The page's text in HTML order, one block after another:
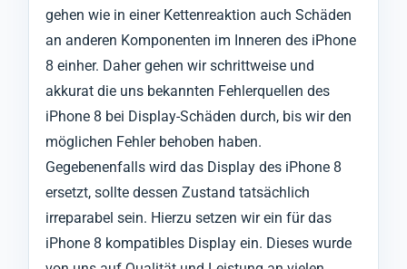
gehen wie in einer Kettenreaktion auch Schäden
an anderen Komponenten im Inneren des iPhone
8 einher. Daher gehen wir schrittweise und
akkurat die uns bekannten Fehlerquellen des
iPhone 8 bei Display-Schäden durch, bis wir den
möglichen Fehler behoben haben.
Gegebenenfalls wird das Display des iPhone 8
ersetzt, sollte dessen Zustand tatsächlich
irreparabel sein. Hierzu setzen wir ein für das
iPhone 8 kompatibles Display ein. Dieses wurde